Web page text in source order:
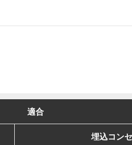
適合
埋込コン
適合
埋込コン